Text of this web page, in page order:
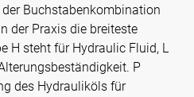
Buchstabenkombination
der Praxis die breiteste
H steht für Hydraulic Fluid, L
P
des Hydrauliköls für